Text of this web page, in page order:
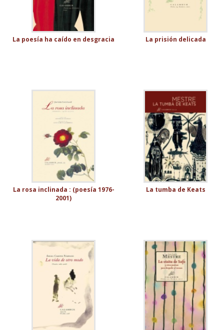
La poesía ha caído en desgracia La prisión delicada
La rosa inclinada : (poesía 1976-
2001)
La tumba de Keats